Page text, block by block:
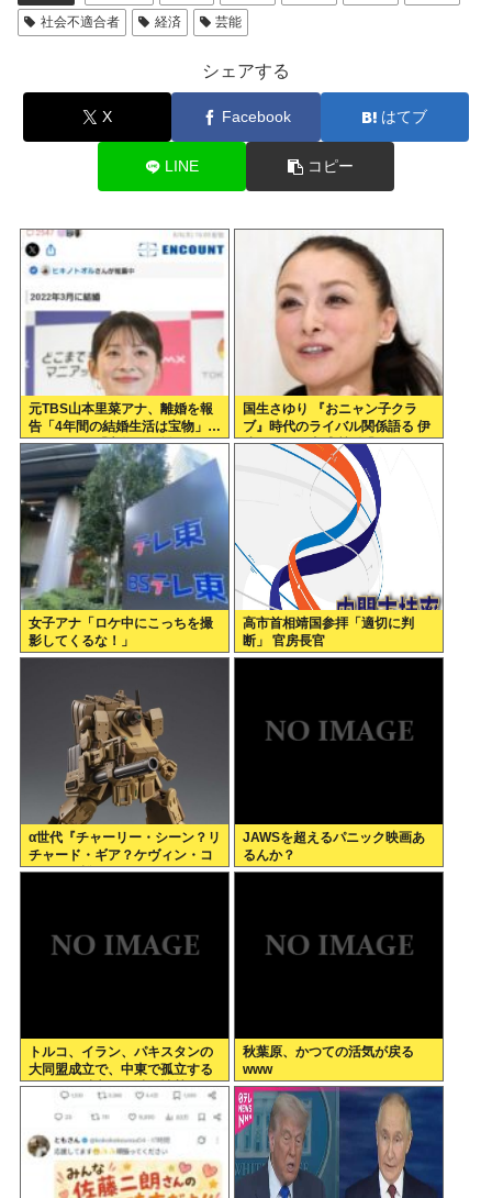
社会不適合者
経済 芸能
シェアする
X Facebook はてブ
LINE コピー
元TBS山本里菜アナ、離婚を報
告「4年間の結婚生活は宝物」…
ヤフコメ民「宝物なら離婚しな
いだろ」
国生さゆり 『おニャン子クラ
ブ』時代のライバル関係語る 伊
達みきおが直球質問「たとえば
誰です？」
女子アナ「ロケ中にこっちを撮
影してくるな！」
高市首相靖国参拝「適切に判
断」 官房長官
α世代『チャーリー・シーン？リ
チャード・ギア？ケヴィン・コ
スナー？誰ですかそれ？？』何
JAWSを超えるパニック映画あ
るんか？
トルコ、イラン、パキスタンの
大同盟成立で、中東で孤立する
イランは滅亡不可避な情勢へ
秋葉原、かつての活気が戻る
www